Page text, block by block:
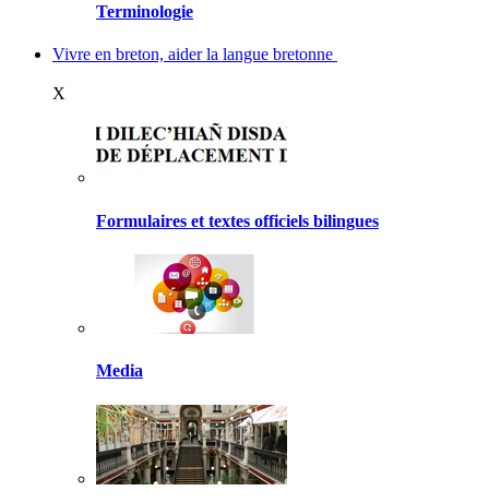
Terminologie
Vivre en breton, aider la langue bretonne
X
Formulaires et textes officiels bilingues
Media